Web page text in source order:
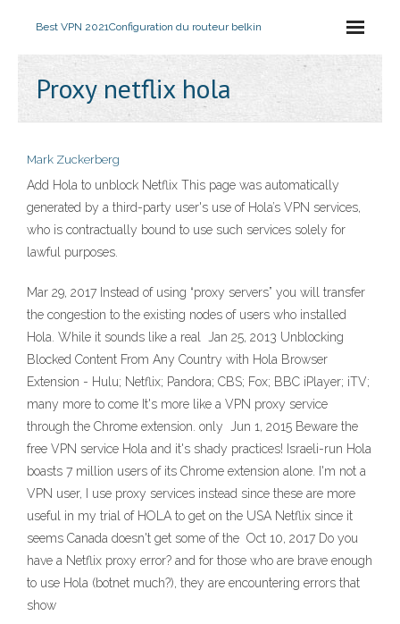
Best VPN 2021Configuration du routeur belkin
Proxy netflix hola
Mark Zuckerberg
Add Hola to unblock Netflix This page was automatically
generated by a third-party user's use of Hola’s VPN services,
who is contractually bound to use such services solely for
lawful purposes.
Mar 29, 2017 Instead of using “proxy servers” you will transfer
the congestion to the existing nodes of users who installed
Hola. While it sounds like a real Jan 25, 2013 Unblocking
Blocked Content From Any Country with Hola Browser
Extension - Hulu; Netflix; Pandora; CBS; Fox; BBC iPlayer; iTV;
many more to come It's more like a VPN proxy service
through the Chrome extension. only Jun 1, 2015 Beware the
free VPN service Hola and it's shady practices! Israeli-run Hola
boasts 7 million users of its Chrome extension alone. I'm not a
VPN user, I use proxy services instead since these are more
useful in my trial of HOLA to get on the USA Netflix since it
seems Canada doesn't get some of the Oct 10, 2017 Do you
have a Netflix proxy error? and for those who are brave enough
to use Hola (botnet much?), they are encountering errors that
show